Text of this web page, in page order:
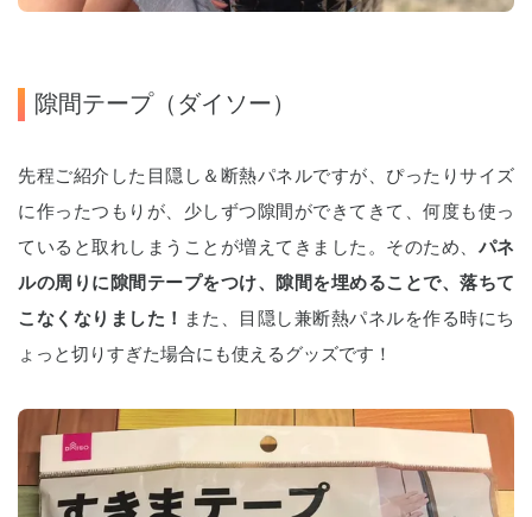
隙間テープ（ダイソー）
先程ご紹介した目隠し＆断熱パネルですが、ぴったりサイズ
に作ったつもりが、少しずつ隙間ができてきて、何度も使っ
ていると取れしまうことが増えてきました。そのため、 パネ
ルの周りに隙間テープをつけ、隙間を埋めることで、落ちて
こなくなりました！
また、目隠し兼断熱パネルを作る時にち
ょっと切りすぎた場合にも使えるグッズです！